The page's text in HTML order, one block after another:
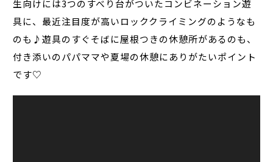
生向けには3つのすべり台がついたコンビネーション遊
具に、最近注目度が高いロッククライミングのようなも
のも♪遊具のすぐそばに屋根つきの休憩所があるのも、
付き添いのパパママや夏場の休憩にありがたいポイント
です♡